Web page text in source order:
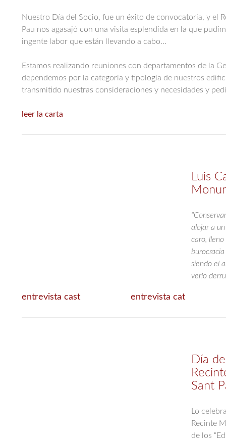
Nuestro Día del Socio, fue un éxito de convocatoria, y el
Pau nos agasajó con una visita esplendida en la que
ingente labor que están llevando a cabo...
Estamos realizando reuniones con departamentos de la
dependemos por la categoría y tipología de nuestros
transmitido nuestras consideraciones y necesidades y
leer la carta
Luis
alojar a
caro, lleno
siendo el
verlo
entrevista cast entrevista cat
Día
Sant
Lo
Recinte
de los